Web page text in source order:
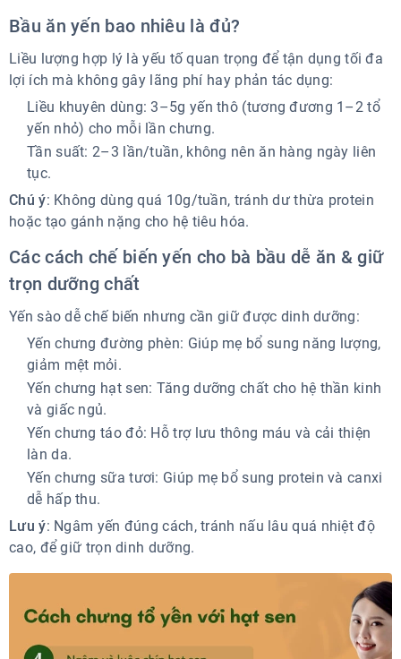
Bầu ăn yến bao nhiêu là đủ?
Liều lượng hợp lý là yếu tố quan trọng để tận dụng tối đa
lợi ích mà không gây lãng phí hay phản tác dụng:
Liều khuyên dùng: 3–5g yến thô (tương đương 1–2 tổ
yến nhỏ) cho mỗi lần chưng.
Tần suất: 2–3 lần/tuần, không nên ăn hàng ngày liên
tục.
Chú ý: Không dùng quá 10g/tuần, tránh dư thừa protein
hoặc tạo gánh nặng cho hệ tiêu hóa.
Các cách chế biến yến cho bà bầu dễ ăn & giữ
trọn dưỡng chất
Yến sào dễ chế biến nhưng cần giữ được dinh dưỡng:
Yến chưng đường phèn: Giúp mẹ bổ sung năng lượng,
giảm mệt mỏi.
Yến chưng hạt sen: Tăng dưỡng chất cho hệ thần kinh
và giấc ngủ.
Yến chưng táo đỏ: Hỗ trợ lưu thông máu và cải thiện
làn da.
Yến chưng sữa tươi: Giúp mẹ bổ sung protein và canxi
dễ hấp thu.
Lưu ý: Ngâm yến đúng cách, tránh nấu lâu quá nhiệt độ
cao, để giữ trọn dinh dưỡng.